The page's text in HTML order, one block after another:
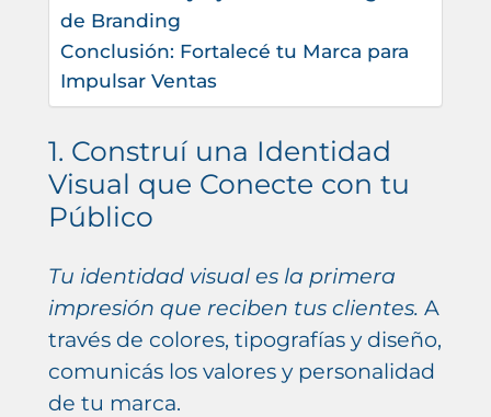
de Branding
Conclusión: Fortalecé tu Marca para
Impulsar Ventas
1. Construí una Identidad
Visual que Conecte con tu
Público
Tu identidad visual es la primera
impresión que reciben tus clientes. A
través de colores, tipografías y diseño,
comunicás los valores y personalidad
de tu marca.